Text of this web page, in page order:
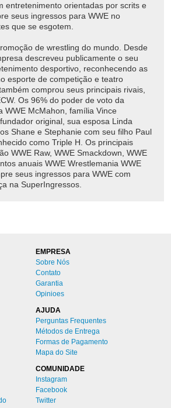
entretenimento orientadas por scrits e
seus ingressos para WWE no
que se esgotem.
de wrestling do mundo. Desde
descreveu publicamente o seu
desportivo, reconhecendo as
esporte de competição e teatro
comprou seus principais rivais,
Os 96% do poder de voto da
WWE McMahon, família Vince
original, sua esposa Linda
Shane e Stephanie com seu filho Paul
como Triple H. Os principais
WWE Raw, WWE Smackdown, WWE
anuais WWE Wrestlemania WWE
seus ingressos para WWE com
na SuperIngressos.
EMPRESA
Sobre Nós
Contato
Garantia
Opinioes
AJUDA
Perguntas Frequentes
Métodos de Entrega
Formas de Pagamento
Mapa do Site
COMUNIDADE
Instagram
Facebook
Twitter